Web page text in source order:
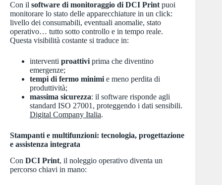
Con il software di monitoraggio di DCI Print puoi
monitorare lo stato delle apparecchiature in un click:
livello dei consumabili, eventuali anomalie, stato
operativo… tutto sotto controllo e in tempo reale.
Questa visibilità costante si traduce in:
interventi proattivi prima che diventino
emergenze;
tempi di fermo minimi e meno perdita di
produttività;
massima sicurezza: il software risponde agli
standard ISO 27001, proteggendo i dati sensibili.
Digital Company Italia.
Stampanti e multifunzioni: tecnologia, progettazione
e assistenza integrata
Con DCI Print, il noleggio operativo diventa un
percorso chiavi in mano: